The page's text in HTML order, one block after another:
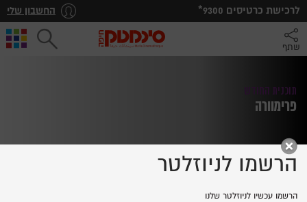
*לרכישת כרטיסים 9300 החשבון שלי
שתף
תוכנית החודש
פרימוורה
הרשמו לניוזלטר
הרשמו עכשיו לניוזלטר שלנו